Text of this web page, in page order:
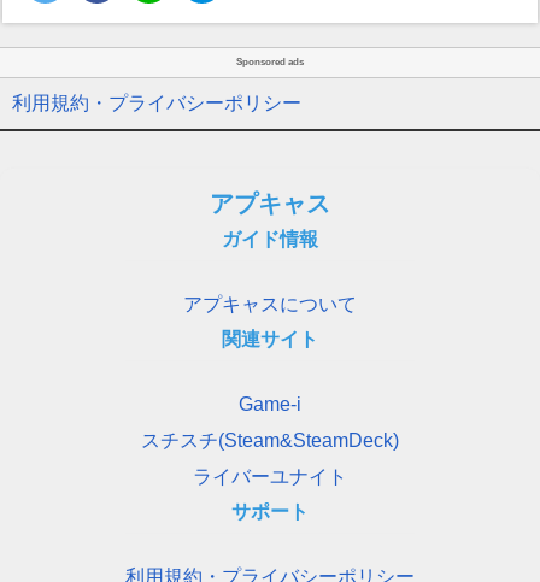
Sponsored ads
利用規約・プライバシーポリシー
アプキャス
ガイド情報
アプキャスについて
関連サイト
Game-i
スチスチ(Steam&SteamDeck)
ライバーユナイト
サポート
利用規約・プライバシーポリシー